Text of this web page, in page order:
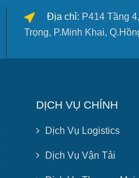
Địa chỉ: P414 Tầng
Trọng, P.Minh Khai,
DỊCH VỤ CHÍNH
Dịch Vụ Logistics
Dịch Vụ Vận Tải